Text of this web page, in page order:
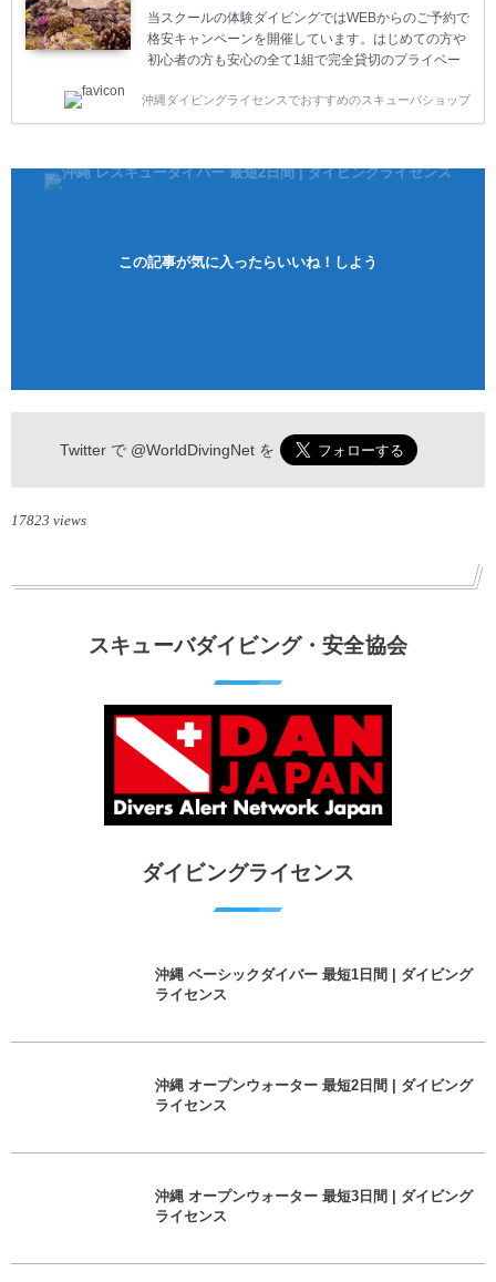
込)【 2ビーチ 】 ウエイト / タンク / 送迎...
当スクールの体験ダイビングではWEBからのご予約で
格安キャンペーンを開催しています。はじめての方や
初心者の方も安心の全て1組で完全貸切のプライベー
1人様から気軽にご参加ください。 全てのコースで高
画質の記念撮影&水中撮影付きです。初心者の方やダ
す。 沖縄本島周辺ビーチ・体験ダイビング 格安キャ
沖縄ダイビングライセンスでおすすめのスキューバショップ
この記事が気に入ったらいいね！しよう
Twitter で @WorldDivingNetを
17823 views
スキューバダイビング・安全協会
ダイビングライセンス
沖縄 ベーシックダイバー 最短1日間 | ダイビング
ライセンス
沖縄 オープンウォーター 最短2日間 | ダイビング
ライセンス
沖縄 オープンウォーター 最短3日間 | ダイビング
ライセンス